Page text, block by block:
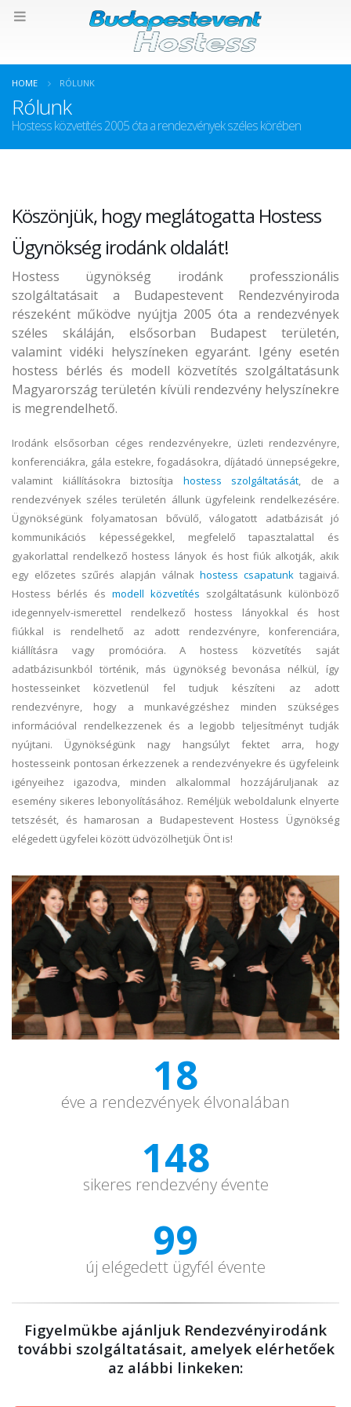
HOME RÓLUNK
Rólunk
Hostess közvetítés 2005 óta a rendezvények széles körében
Köszönjük, hogy meglátogatta Hostess
Ügynökség irodánk oldalát!
Hostess ügynökség irodánk professzionális
szolgáltatásait a Budapestevent Rendezvényiroda
részeként működve nyújtja 2005 óta a rendezvények
széles skáláján, elsősorban Budapest területén,
valamint vidéki helyszíneken egyaránt. Igény esetén
hostess bérlés és modell közvetítés szolgáltatásunk
Magyarország területén kívüli rendezvény helyszínekre
is megrendelhető.
Irodánk elsősorban céges rendezvényekre, üzleti rendezvényre,
konferenciákra, gála estekre, fogadásokra, díjátadó ünnepségekre,
valamint kiállításokra biztosítja hostess szolgáltatását, de a
rendezvények széles területén állunk ügyfeleink rendelkezésére.
Ügynökségünk folyamatosan bővülő, válogatott adatbázisát jó
kommunikációs képességekkel, megfelelő tapasztalattal és
gyakorlattal rendelkező hostess lányok és host fiúk alkotják, akik
egy előzetes szűrés alapján válnak hostess csapatunktagjaivá.
Hostess bérlés és modell közvetítés szolgáltatásunk különböző
idegennyelv-ismerettel rendelkező hostess lányokkal és host
fiúkkal is rendelhető az adott rendezvényre, konferenciára,
kiállításra vagy promócióra. A hostess közvetítés saját
adatbázisunkból történik, más ügynökség bevonása nélkül, így
hostesseinket közvetlenül fel tudjuk készíteni az adott
rendezvényre, hogy a munkavégzéshez minden szükséges
információval rendelkezzenek és a legjobb teljesítményt tudják
nyújtani. Ügynökségünk nagy hangsúlyt fektet arra, hogy
hostesseink pontosan érkezzenek a rendezvényekre és ügyfeleink
igényeihez igazodva, minden alkalommal hozzájáruljanak az
esemény sikeres lebonyolításához. Reméljük weboldalunk elnyerte
tetszését, és hamarosan a Budapestevent Hostess Ügynökség
elégedett ügyfelei között üdvözölhetjük Önt is!
18
éve a rendezvények élvonalában
150
sikeres rendezvény évente
100
új elégedett ügyfél évente
Figyelmükbe ajánljuk Rendezvényirodánk
további szolgáltatásait, amelyek elérhetőek
az alábbi linkeken: